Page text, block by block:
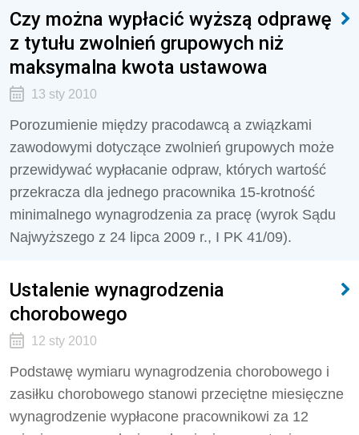
Czy można wypłacić wyższą odprawę
z tytułu zwolnień grupowych niż
maksymalna kwota ustawowa
13 sty 2010
Porozumienie między pracodawcą a związkami
zawodowymi dotyczące zwolnień grupowych może
przewidywać wypłacanie odpraw, których wartość
przekracza dla jednego pracownika 15-krotność
minimalnego wynagrodzenia za pracę (wyrok Sądu
Najwyższego z 24 lipca 2009 r., I PK 41/09).
Ustalenie wynagrodzenia
chorobowego
12 sty 2010
Podstawę wymiaru wynagrodzenia chorobowego i
zasiłku chorobowego stanowi przeciętne miesięczne
wynagrodzenie wypłacone pracownikowi za 12